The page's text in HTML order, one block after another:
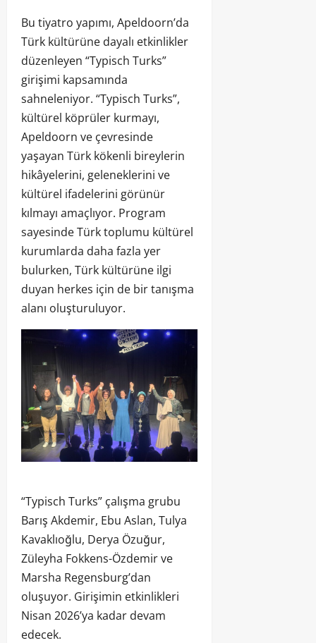
Bu tiyatro yapımı, Apeldoorn’da
Türk kültürüne dayalı etkinlikler
düzenleyen “Typisch Turks”
girişimi kapsamında
sahneleniyor. “Typisch Turks”,
kültürel köprüler kurmayı,
Apeldoorn ve çevresinde
yaşayan Türk kökenli bireylerin
hikâyelerini, geleneklerini ve
kültürel ifadelerini görünür
kılmayı amaçlıyor. Program
sayesinde Türk toplumu kültürel
kurumlarda daha fazla yer
bulurken, Türk kültürüne ilgi
duyan herkes için de bir tanışma
alanı oluşturuluyor.
“Typisch Turks” çalışma grubu
Barış Akdemir, Ebu Aslan, Tulya
Kavaklıoğlu, Derya Özuğur,
Züleyha Fokkens-Özdemir ve
Marsha Regensburg’dan
oluşuyor. Girişimin etkinlikleri
Nisan 2026’ya kadar devam
edecek.